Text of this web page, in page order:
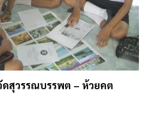
ดสุวรรณบรรพต – ห้วยคต